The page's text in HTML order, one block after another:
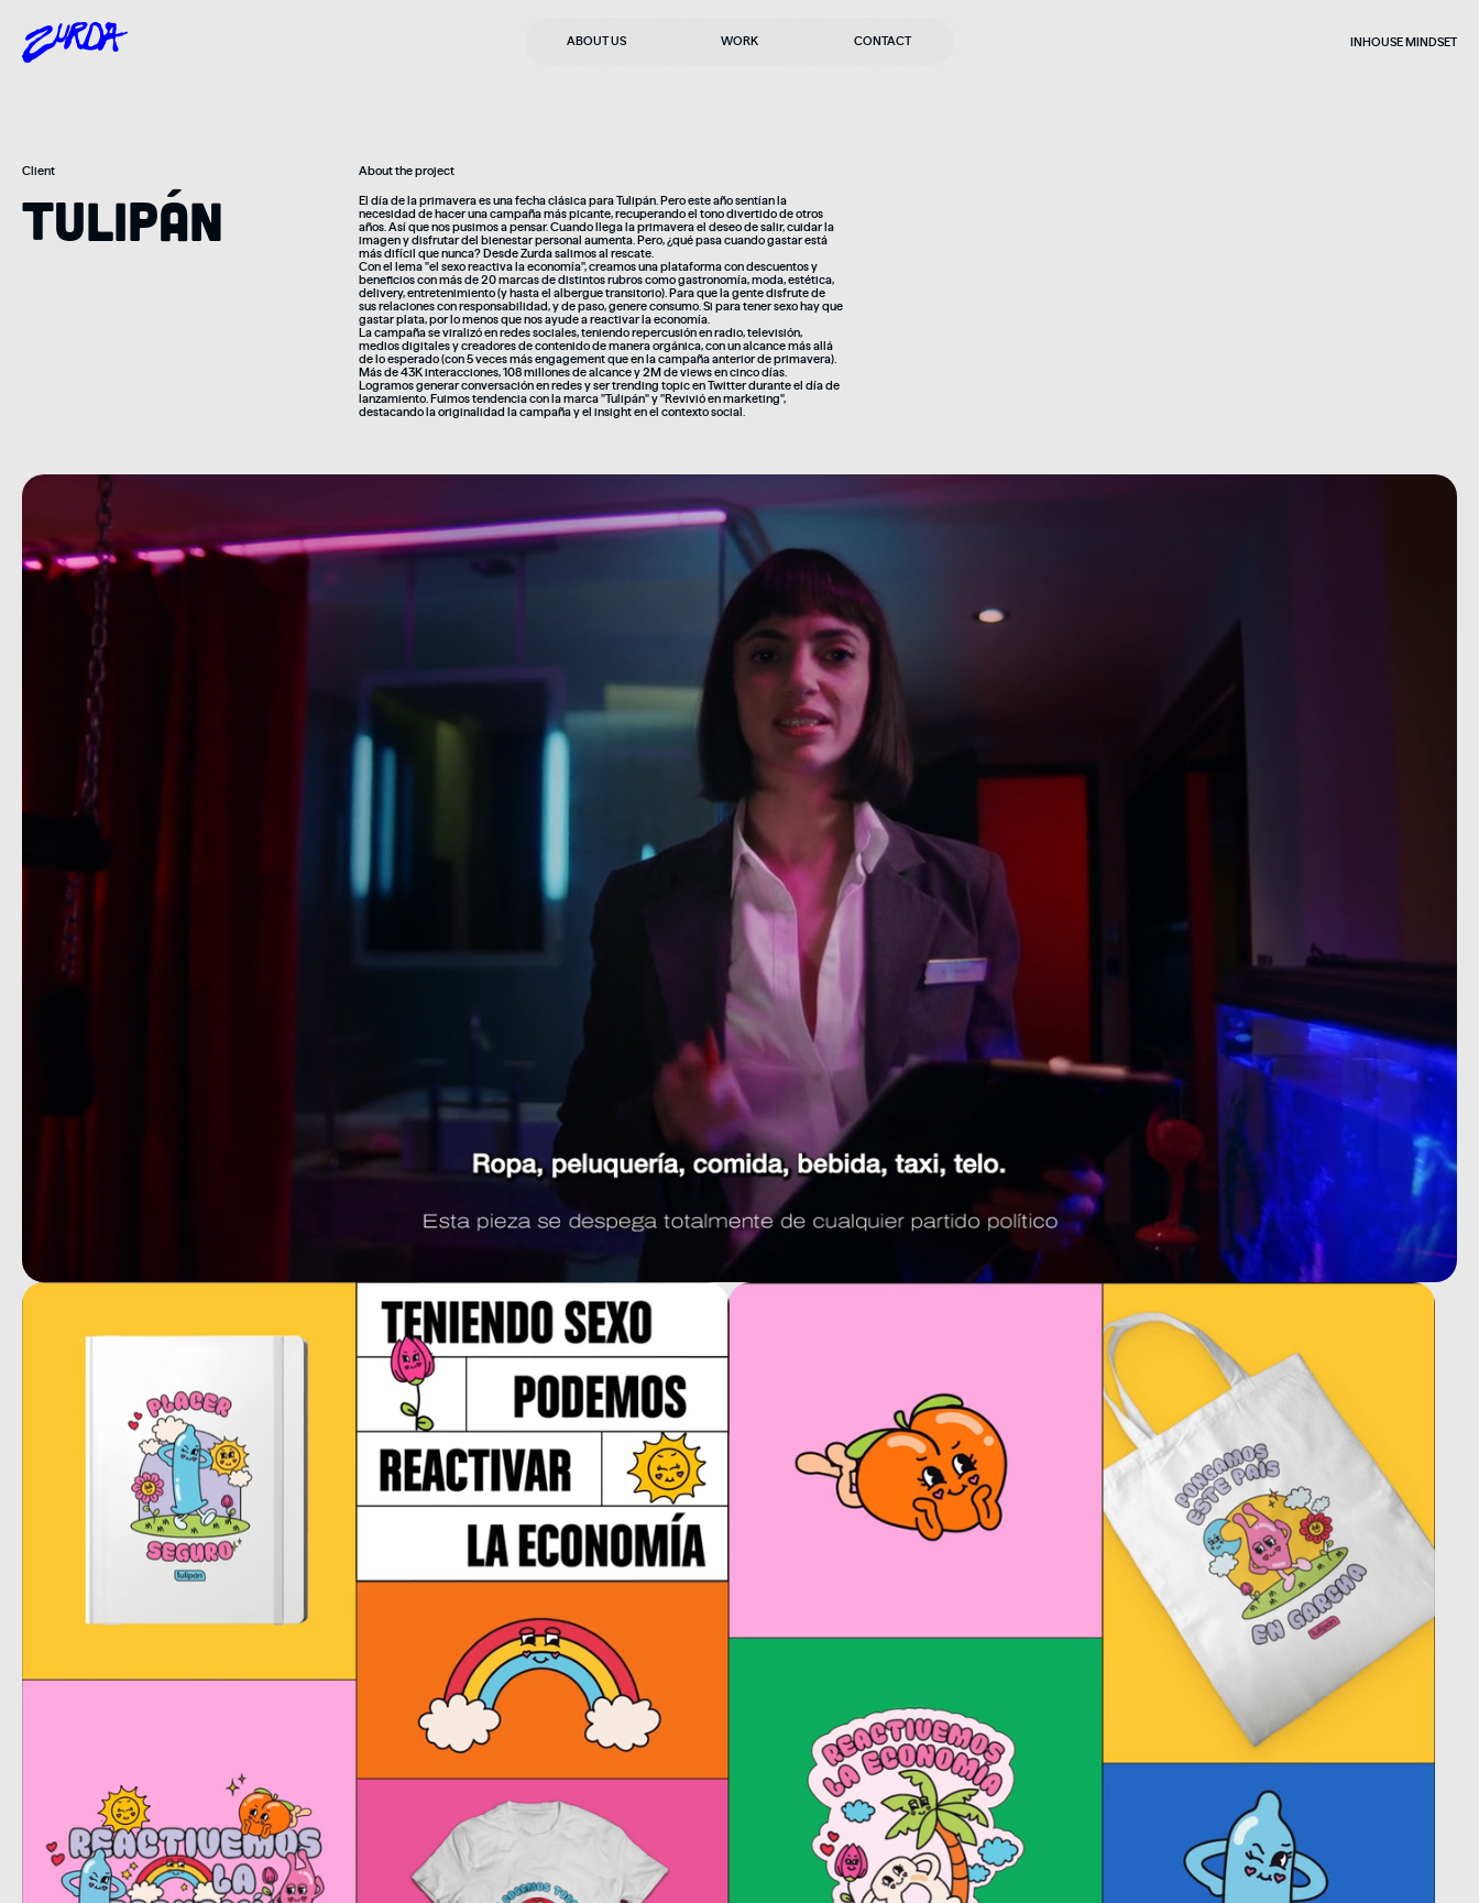
ABOUT US WORK CONTACT INHOUSE MINDSET
Client
Tulipán
About the project
El día de la primavera es una fecha clásica para Tulipán. Pero este año sentían la
necesidad de hacer una campaña más picante, recuperando el tono divertido de otros
años. Así que nos pusimos a pensar. Cuando llega la primavera el deseo de salir, cuidar la
imagen y disfrutar del bienestar personal aumenta. Pero, ¿qué pasa cuando gastar está
más difícil que nunca? Desde Zurda salimos al rescate.
Con el lema "el sexo reactiva la economía", creamos una plataforma con descuentos y
beneficios con más de 20 marcas de distintos rubros como gastronomía, moda, estética,
delivery, entretenimiento (y hasta el albergue transitorio). Para que la gente disfrute de
sus relaciones con responsabilidad, y de paso, genere consumo. Si para tener sexo hay que
gastar plata, por lo menos que nos ayude a reactivar la economía.
La campaña se viralizó en redes sociales, teniendo repercusión en radio, televisión,
medios digitales y creadores de contenido de manera orgánica, con un alcance más allá
de lo esperado (con 5 veces más engagement que en la campaña anterior de primavera).
Más de 43K interacciones, 108 millones de alcance y 2M de views en cinco días.
Logramos generar conversación en redes y ser trending topic en Twitter durante el día de
lanzamiento. Fuimos tendencia con la marca "Tulipán" y "Revivió en marketing",
destacando la originalidad la campaña y el insight en el contexto social.